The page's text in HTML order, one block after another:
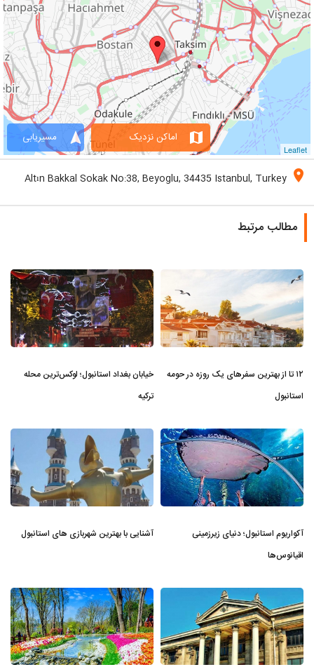
Leaflet
navigation مسیریابی map اماکن نزدیک
location_on
Altın Bakkal Sokak No:38, Beyoglu, 34435 Istanbul, Turkey
مطالب مرتبط
۱۲ تا از بهترین سفرهای یک روزه در حومه
استانبول
خیابان بغداد استانبول؛ لوکس‌ترین محله
ترکیه
آکواریوم استانبول؛ دنیای زیرزمینی
اقیانوس‌ها
آشنایی با بهترین شهربازی های استانبول